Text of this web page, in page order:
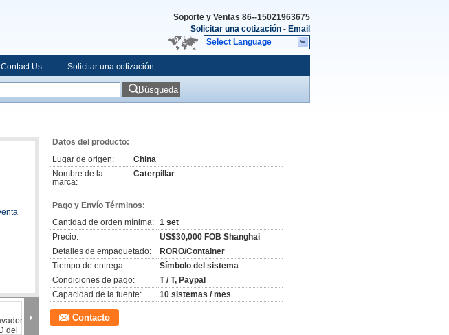
Soporte y Ventas 86--15021963675
Solicitar una cotización - Email
Select Language
Contact Us Solicitar una cotización
Búsqueda
Datos del producto:
Lugar de origen:
China
Nombre de la
marca:
Caterpillar
Pago y Envío Términos:
Cantidad de orden mínima: 1 set
Precio:
US$30,000 FOB Shanghai
Detalles de empaquetado:
RORO/Container
Tiempo de entrega:
Símbolo del sistema
Condiciones de pago:
T / T, Paypal
Capacidad de la fuente:
10 sistemas / mes
Contacto